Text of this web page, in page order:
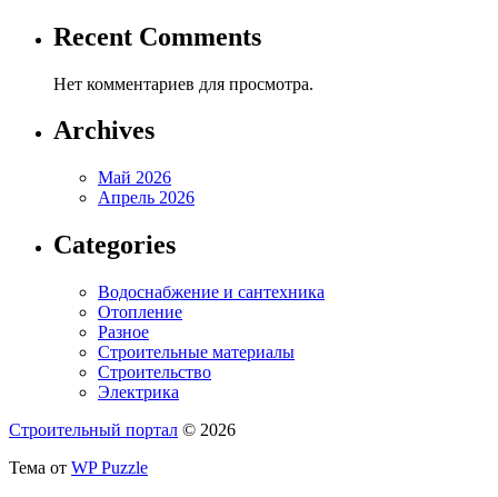
Recent Comments
Нет комментариев для просмотра.
Archives
Май 2026
Апрель 2026
Categories
Водоснабжение и сантехника
Отопление
Разное
Строительные материалы
Строительство
Электрика
Строительный портал © 2026
Тема от WP Puzzle